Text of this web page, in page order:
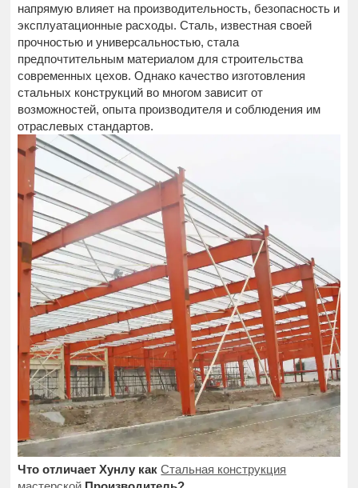
напрямую влияет на производительность, безопасность и
эксплуатационные расходы. Сталь, известная своей
прочностью и универсальностью, стала
предпочтительным материалом для строительства
современных цехов. Однако качество изготовления
стальных конструкций во многом зависит от
возможностей, опыта производителя и соблюдения им
отраслевых стандартов.
Что отличает Хунлу какСтальная конструкция